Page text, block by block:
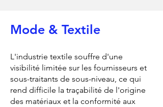
Mode & Textile
L'industrie textile souffre d'une
visibilité limitée sur les fournisseurs et
sous-traitants de sous-niveau, ce qui
rend difficile la traçabilité de l'origine
des matériaux et la conformité aux